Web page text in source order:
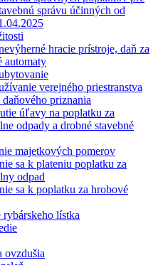
správu účinných od
hracie prístroje, daň za
automaty
verejného priestranstva
daňového priznania
úľavy na poplatku za
odpady a drobné stavebné
majetkových pomerov
sa k plateniu poplatku za
odpad
sa k poplatku za hrobové
rybárskeho lístka
ovzdušia